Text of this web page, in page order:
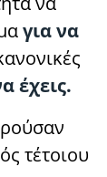
για να
έχεις.
τέτοιου